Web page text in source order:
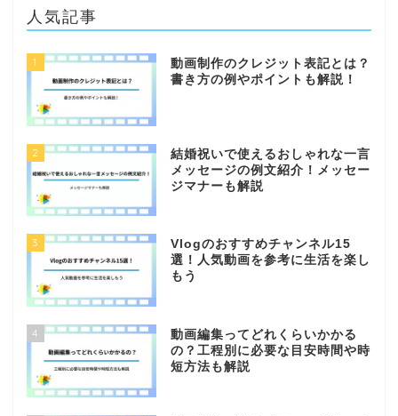
人気記事
1
動画制作のクレジット表記とは？
書き方の例やポイントも解説！
2
結婚祝いで使えるおしゃれな一言
メッセージの例文紹介！メッセー
ジマナーも解説
3
Vlogのおすすめチャンネル15
選！人気動画を参考に生活を楽し
もう
4
動画編集ってどれくらいかかる
の？工程別に必要な目安時間や時
短方法も解説